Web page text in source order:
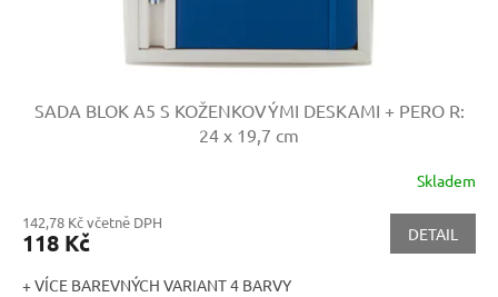
SADA BLOK A5 S KOŽENKOVÝMI DESKAMI + PERO R:
24 x 19,7 cm
Skladem
142,78 Kč včetně DPH
118 Kč DETAIL
+ VÍCE BAREVNÝCH VARIANT 4 BARVY